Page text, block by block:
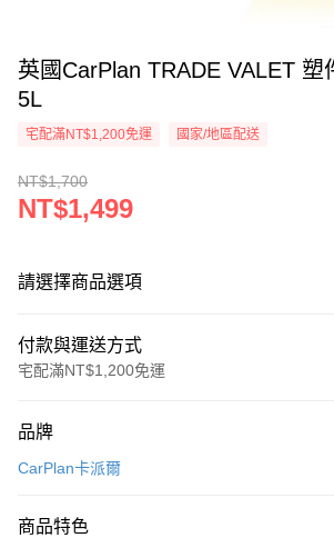
英國CarPlan TRADE VALET 塑
5L
宅配滿NT$1,200免運 國家/地區配送
NT$1,700
NT$1,499
請選擇商品選項
付款與運送方式
宅配滿NT$1,200免運
信用卡一次付款
3 期 0 利率 每期
品牌
CarPlan卡派爾
商品特色